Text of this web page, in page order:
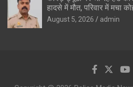
हादसे में मौत, परिवार में मचा
August 5, 2026 admin